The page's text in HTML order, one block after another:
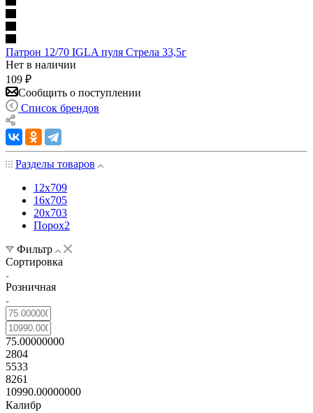
Патрон 12/70 IGLA пуля Стрела 33,5г
Нет в наличии
109 ₽
Сообщить о поступлении
Список брендов
Разделы товаров
12х709
16х705
20х703
Порох2
Фильтр
Сортировка
Розничная
75.00000000
2804
5533
8261
10990.00000000
Калибр